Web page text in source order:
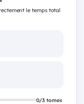
le temps total
0/3 tomes